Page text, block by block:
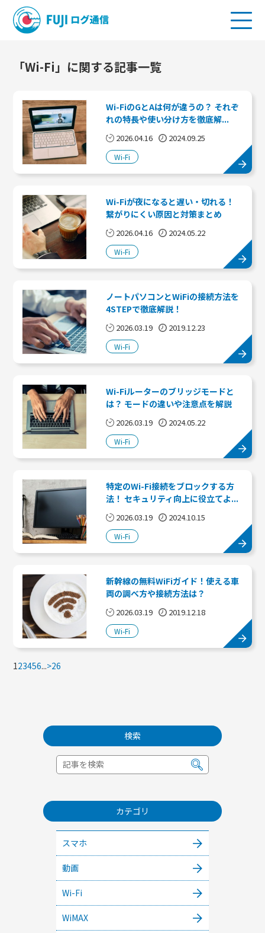
「Wi-Fi」に関する記事一覧
Wi-FiのGとAは何が違うの？ それぞ
れの特長や使い分け方を徹底解...
2026.04.16 2024.09.25
Wi-Fi
Wi-Fiが夜になると遅い・切れる！
繋がりにくい原因と対策まとめ
2026.04.16 2024.05.22
Wi-Fi
ノートパソコンとWiFiの接続方法を
4STEPで徹底解説！
2026.03.19 2019.12.23
Wi-Fi
Wi-Fiルーターのブリッジモードと
は？ モードの違いや注意点を解説
2026.03.19 2024.05.22
Wi-Fi
特定のWi-Fi接続をブロックする方
法！ セキュリティ向上に役立てよ...
2026.03.19 2024.10.15
Wi-Fi
新幹線の無料WiFiガイド！使える車
両の調べ方や接続方法は？
2026.03.19 2019.12.18
Wi-Fi
123456...>26
検索
カテゴリ
スマホ
動画
Wi-Fi
WiMAX